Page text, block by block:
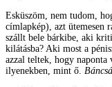
Esküszöm, nem tudom,
címlapkép), azt ütemesen
szállt bele bárkibe, aki
kilátásba? Aki most a
azzal teltek, hogy
ilyenekben, mint ő.